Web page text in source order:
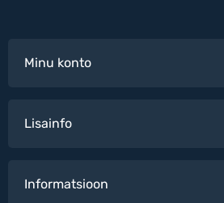
Minu konto
Lisainfo
Informatsioon